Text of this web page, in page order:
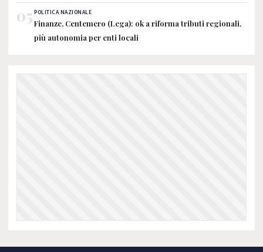
05 POLITICA NAZIONALE
Finanze, Centemero (Lega): ok a riforma tributi regionali,
più autonomia per enti locali